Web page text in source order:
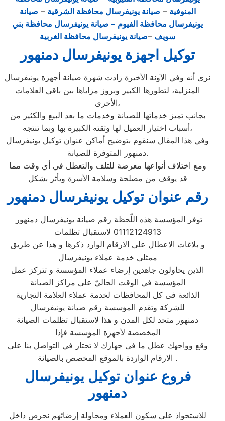
المنوفية – صيانة يونيفرسال محافظة الشرقية – صيانة
يونيفرسال محافظة الفيوم – صيانة يونيفرسال محافظة بني
سويف –صيانة يونيفرسال محافظة الغربية
توكيل اجهزة يونيفرسال دمنهور
نرى أنه وفي الآونة الأخيرة زادت شهرة صيانة أجهزة يونيفرسال
المنزلية، لتطورها الكبير وبروز مزاياها بين باقي العلامات
الأخرى،
بجانب تميز خدماتها للصيانة وخدمات ما بعد البيع والكثير من
أسباب اختيار العميل لها وثقته الكبيرة بها وبما تنتجه،
وفي هذا المقال سنقوم بتوضيح أماكن عنوان توكيل يونيفرسال
دمنهور المتوفرة للصيانة.
ومع اختلاف أنواعها معرضة للتلف والتعطل في أي وقت مما
قد يوقف من مصلحة وسلامة الأسرة ويأثر بشكل
رقم عنوان توكيل يونيفرسال دمنهور
توفر المؤسسة هذه اللّحظة رقم صيانة يونيفرسال دمنهور
01112124913 لاستقبال تظلمات
و بلاغات الاعطال على الارقام الوارد ذكرها و هذا عن طريق
ممثلى خدمة عملاء يونيفرسال
الذين يحاولون جاهدين إرضاء عملاء المؤسسة و تتركز عمل
المؤسسة في الوقت الحاليّ على مراكز الصيانة
الذائعة فى كل المحافظات لخدمة عملاء العلامة التجارية
للشركة وتقدم المؤسسة رقم صيانة يونيفرسال
دمنهور متحد لكل المدن و هذا لاستقبال تظلمات الصيانة
المخصصة لأجهزة المؤسسة فإذا
وقع وواجهك عطل ما فى جهازك لا تحتار في التواصل بنا على
الارقام الواردة بالموقع المخصص بالصيانة .
فروع عنوان توكيل يونيفرسال
دمنهور
للاستحواذ على سكون العملاء ومحاولة إرضائهم نحرص داخل